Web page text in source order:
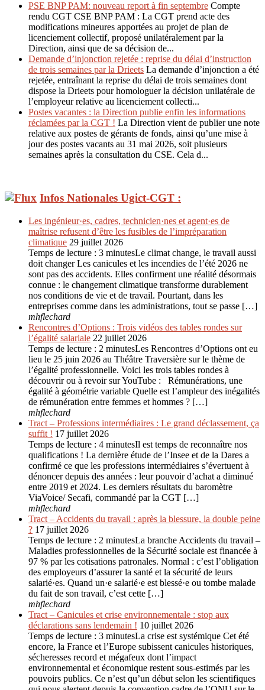
PSE BNP PAM: nouveau report à fin septembre Compte
rendu CGT CSE BNP PAM : La CGT prend acte des
modifications mineures apportées au projet de plan de
licenciement collectif, proposé unilatéralement par la
Direction, ainsi que de sa décision de...
Demande d’injonction rejetée : reprise du délai d’instruction
de trois semaines par la Drieets La demande d’injonction a été
rejetée, entraînant la reprise du délai de trois semaines dont
dispose la Drieets pour homologuer la décision unilatérale de
l’employeur relative au licenciement collecti...
Postes vacantes : la Direction publie enfin les informations
réclamées par la CGT ! La Direction vient de publier une note
relative aux postes de gérants de fonds, ainsi qu’une mise à
jour des postes vacants au 31 mai 2026, soit plusieurs
semaines après la consultation du CSE. Cela d...
Infos Nationales Ugict-CGT :
Les ingénieur·es, cadres, technicien·nes et agent·es de
maîtrise refusent d’être les fusibles de l’impréparation
climatique 29 juillet 2026
Temps de lecture : 3 minutesLe climat change, le travail aussi
doit changer Les canicules et les incendies de l’été 2026 ne
sont pas des accidents. Elles confirment une réalité désormais
connue : le changement climatique transforme durablement
nos conditions de vie et de travail. Pourtant, dans les
entreprises comme dans les administrations, tout se passe […]
mhflechard
Rencontres d’Options : Trois vidéos des tables rondes sur
l’égalité salariale 22 juillet 2026
Temps de lecture : 2 minutesLes Rencontres d’Options ont eu
lieu le 25 juin 2026 au Théâtre Traversière sur le thème de
l’égalité professionnelle. Voici les trois tables rondes à
découvrir ou à revoir sur YouTube : Rémunérations, une
égalité à géométrie variable Quelle est l’ampleur des inégalités
de rémunération entre femmes et hommes ? […]
mhflechard
Tract – Professions intermédiaires : Le grand déclassement, ça
suffit ! 17 juillet 2026
Temps de lecture : 4 minutesIl est temps de reconnaître nos
qualifications ! La dernière étude de l’Insee et de la Dares a
confirmé ce que les professions intermédiaires s’évertuent à
dénoncer depuis des années : leur pouvoir d’achat a diminué
entre 2019 et 2024. Les derniers résultats du baromètre
ViaVoice/ Secafi, commandé par la CGT […]
mhflechard
Tract – Accidents du travail : après la blessure, la double peine
? 17 juillet 2026
Temps de lecture : 2 minutesLa branche Accidents du travail –
Maladies professionnelles de la Sécurité sociale est financée à
97 % par les cotisations patronales. Normal : c’est l’obligation
des employeurs d’assurer la santé et la sécurité de leurs
salarié·es. Quand un·e salarié·e est blessé·e ou tombe malade
du fait de son travail, c’est cette […]
mhflechard
Tract – Canicules et crise environ­nementale : stop aux
déclarations sans lendemain ! 10 juillet 2026
Temps de lecture : 3 minutesLa crise est systémique Cet été
encore, la France et l’Europe subissent canicules historiques,
sécheresses record et mégafeux dont l’impact
environnemental et économique restent sous-estimés par les
pouvoirs publics. Ce n’est qu’un début selon les scientifiques